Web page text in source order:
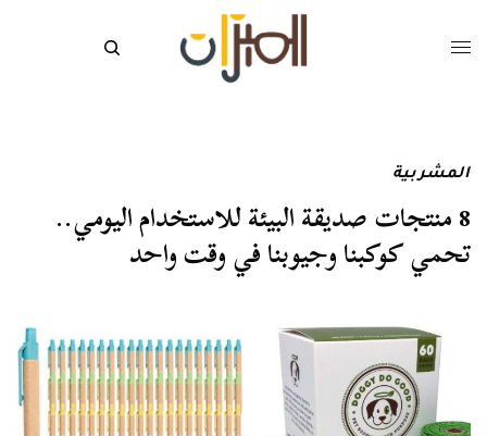
المشربية
8 منتجات صديقة البيئة للاستخدام اليومي..
تحمي كوكبنا وجيوبنا في وقت واحد